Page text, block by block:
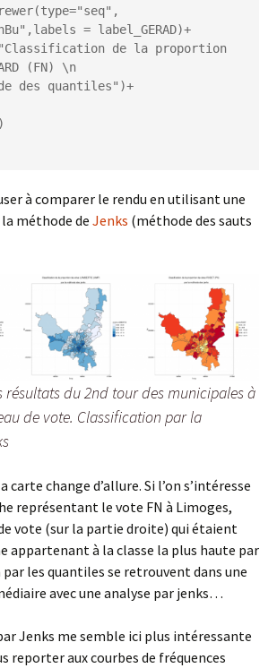
= label_GERAD)+
de la proportion
(FN) \n
des quantiles")+
à comparer le rendu en utilisant une
méthode de Jenks (méthode des sauts
résultats du 2nd tour des municipales à
de vote. Classification par la
carte change d’allure. Si l’on s’intéresse
représentant le vote FN à Limoges,
vote (sur la partie droite) qui étaient
appartenant à la classe la plus haute par
les quantiles se retrouvent dans une
avec une analyse par jenks…
Jenks me semble ici plus intéressante
reporter aux courbes de fréquences